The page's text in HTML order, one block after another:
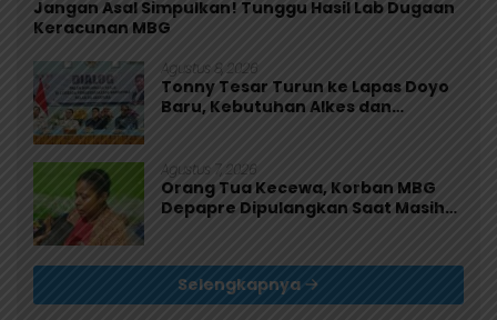
Jangan Asal Simpulkan! Tunggu Hasil Lab Dugaan
Keracunan MBG
Agustus 8, 2026
Tonny Tesar Turun ke Lapas Doyo
Baru, Kebutuhan Alkes dan
Agustus 7, 2026
Orang Tua Kecewa, Korban MBG
Depapre Dipulangkan Saat Masih
Selengkapnya